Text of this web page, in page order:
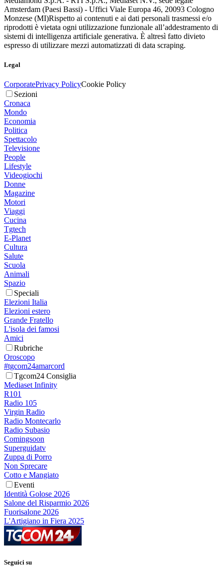
Amsterdam (Paesi Bassi) - Uffici Viale Europa 46, 20093 Cologno
Monzese (MI)Rispetto ai contenuti e ai dati personali trasmessi e/o
riprodotti è vietata ogni utilizzazione funzionale all’addestramento di
sistemi di intelligenza artificiale generativa. È altresì fatto divieto
espresso di utilizzare mezzi automatizzati di data scraping.
Legal
CorporatePrivacy PolicyCookie Policy
Sezioni
Cronaca
Mondo
Economia
Politica
Spettacolo
Televisione
People
Lifestyle
Videogiochi
Donne
Magazine
Motori
Viaggi
Cucina
Tgtech
E-Planet
Cultura
Salute
Scuola
Animali
Spazio
Speciali
Elezioni Italia
Elezioni estero
Grande Fratello
L'isola dei famosi
Amici
Rubriche
Oroscopo
#tgcom24amarcord
Tgcom24 Consiglia
Mediaset Infinity
R101
Radio 105
Virgin Radio
Radio Montecarlo
Radio Subasio
Comingsoon
Superguidatv
Zuppa di Porro
Non Sprecare
Cotto e Mangiato
Eventi
Identità Golose 2026
Salone del Risparmio 2026
Fuorisalone 2026
L'Artigiano in Fiera 2025
Seguici su